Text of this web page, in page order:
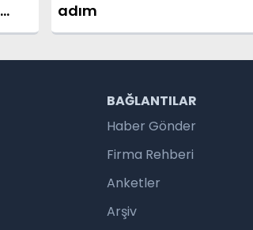
adım
BAĞLANTILAR
Haber Gönder
Firma Rehberi
Anketler
Arşiv